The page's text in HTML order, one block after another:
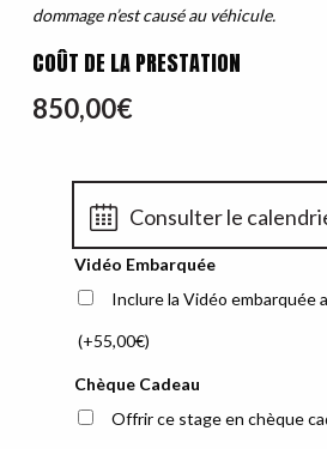
dommage n’est causé au véhicule.
COÛT DE LA PRESTATION
850,00€
Consulter le
Vidéo Embarquée
Inclure la Vidéo embarquée
(+55,00€)
Chèque Cadeau
Offrir ce stage en chèque